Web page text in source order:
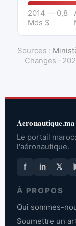
2014 — 0,8
Mds $
Sources :
Changes ·
Aeronautique.ma
Le portail
l'aéronautique.
f in 𝕏
À PROPOS
Qui sommes-
Soumettre un